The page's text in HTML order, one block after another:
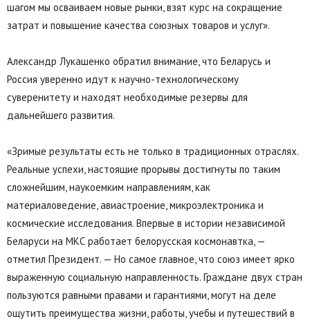
шагом мы осваиваем новые рынки, взят курс на сокращение
затрат и повышение качества союзных товаров и услуг».
Александр Лукашенко обратил внимание, что Беларусь и
Россия уверенно идут к научно-технологическому
суверенитету и находят необходимые резервы для
дальнейшего развития.
«Зримые результаты есть не только в традиционных отраслях.
Реальные успехи, настоящие прорывы достигнуты по таким
сложнейшим, наукоемким направлениям, как
материаловедение, авиастроение, микроэлектроника и
космические исследования. Впервые в истории независимой
Беларуси на МКС работает белорусская космонавтка, —
отметил Президент. — Но самое главное, что союз имеет ярко
выраженную социальную направленность. Граждане двух стран
пользуются равными правами и гарантиями, могут на деле
ощутить преимущества жизни, работы, учебы и путешествий в